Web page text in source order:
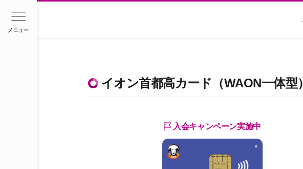
イオン首都高カード（WAON一体型）
入会キャンペーン実施中
メニュー